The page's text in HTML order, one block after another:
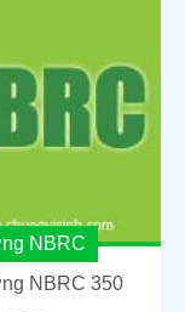
NBRC
NBRC 350